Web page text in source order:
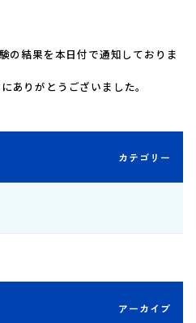
の結果を本日付で通知しておりま
ありがとうございました。